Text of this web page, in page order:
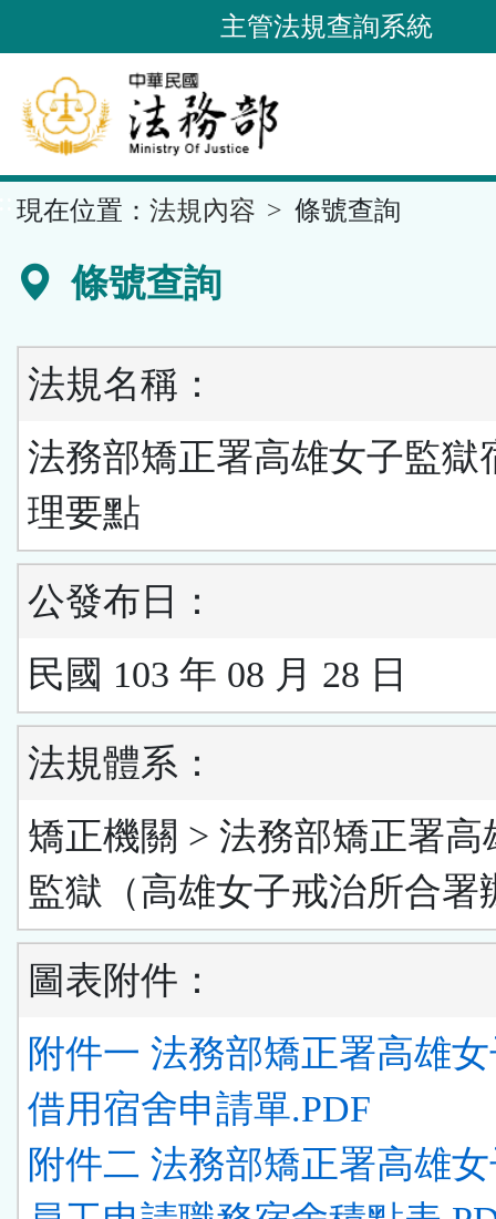
到
要
內
容
區
主管法規查詢系統
現在位置： 法規內容 條號查詢
條號查詢
法規名稱：
法務部矯正署高雄女子監獄
理要點
公發布日：
民國 103 年 08 月 28 日
法規體系：
矯正機關 > 法務部矯正署高
監獄（高雄女子戒治所合署
圖表附件：
附件一 法務部矯正署高雄
借用宿舍申請單.PDF
附件二 法務部矯正署高雄